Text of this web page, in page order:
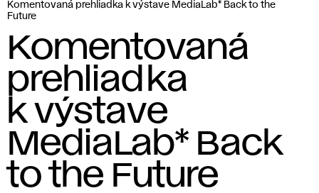
Komentovaná prehliadka k výstave MediaLab* Back to the
Future
Komentovaná
prehliadka
k výstave
MediaLab* Back
to the Future